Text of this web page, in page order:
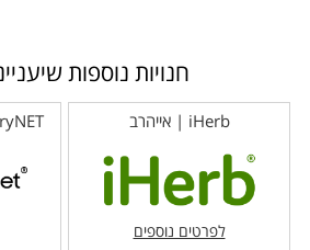
חנויות נוספות
iHerb | אייהרב
לפרטים נוספים